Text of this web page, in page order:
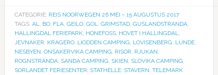
CATEGORIE: REIS NOORWEGEN 26 MEI – 15 AUGUSTUS 2017
TAGS: AL, BO, FLA, GEILO, GOL, GRIMSTAD, GUSLANDSTRANDA,
HALLINGDAL FERIEPARK, HONEFOSS, HOVET I HALLINGDAL,
JEVNAKER, KRAGERO, LIODDEN CAMPING, LOVISENBERG, LUNDE,
NESBYEN, ONSAKERVIKA CAMPING, RISOR, RJUKAN,
ROGNSTRANDA, SANDA CAMPING, SKIEN, SLOVIKA CAMPING,
SORLANDET FERIESENTER, STATHELLE, STAVERN, TELEMARK